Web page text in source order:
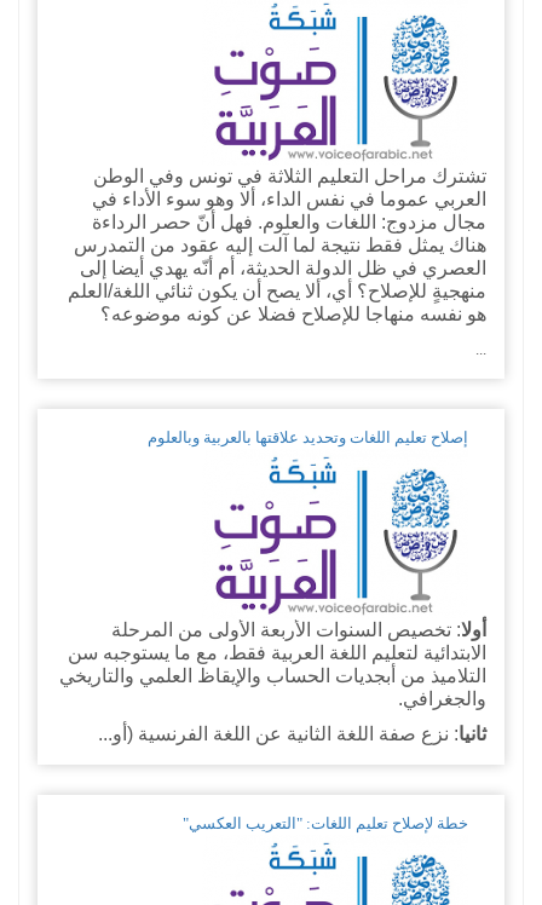
تشترك مراحل التعليم الثلاثة في تونس وفي الوطن
العربي عموما في نفس الداء، ألا وهو سوء الأداء في
مجال مزدوج: اللغات والعلوم. فهل أنّ حصر الرداءة
هناك يمثل فقط نتيجة لما آلت إليه عقود من التمدرس
العصري في ظل الدولة الحديثة، أم أنّه يهدي أيضا إلى
منهجيةٍ للإصلاح؟ أي، ألا يصح أن يكون ثنائي اللغة/العلم
هو نفسه منهاجا للإصلاح فضلا عن كونه موضوعه؟
...
إصلاح تعليم اللغات وتحديد علاقتها بالعربية وبالعلوم
أولا: تخصيص السنوات الأربعة الأولى من المرحلة
الابتدائية لتعليم اللغة العربية فقط، مع ما يستوجبه سن
التلاميذ من أبجديات الحساب والإيقاظ العلمي والتاريخي
والجغرافي.
ثانيا: نزع صفة اللغة الثانية عن اللغة الفرنسية (أو...
خطة لإصلاح تعليم اللغات: "التعريب العكسي"